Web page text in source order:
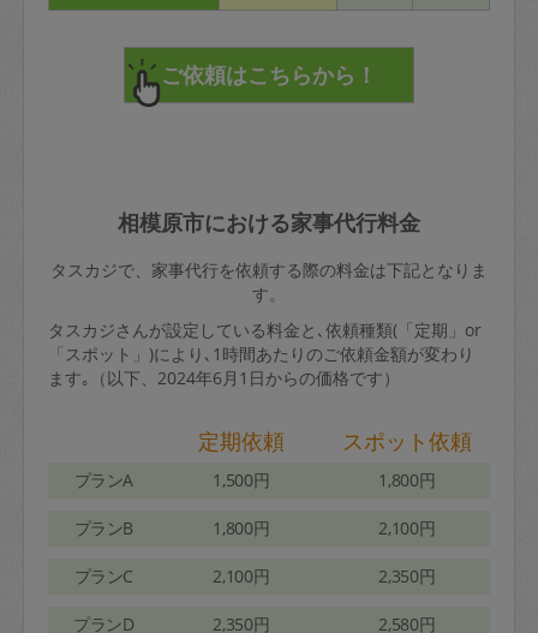
相模原市における家事代行料金
タスカジで、家事代行を依頼する際の料金は下記となりま
す。
タスカジさんが設定している料金と､依頼種類(「定期」or
「スポット」)により､1時間あたりのご依頼金額が変わり
ます｡（以下、2024年6月1日からの価格です）
定期依頼 スポット依頼
プランA 1,500円 1,800円
プランB 1,800円 2,100円
プランC 2,100円 2,350円
プランD 2,350円 2,580円